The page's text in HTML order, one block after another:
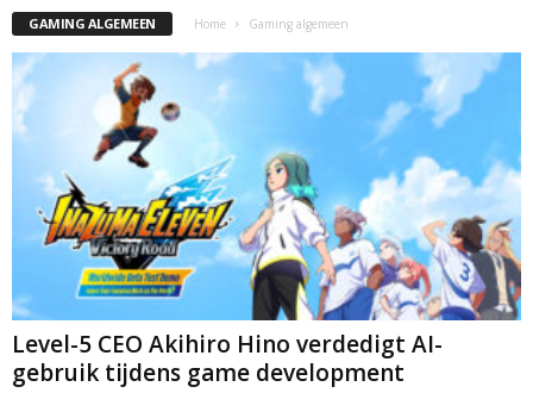
GAMING ALGEMEEN Home Gaming algemeen
Level-5 CEO Akihiro Hino verdedigt AI-
gebruik tijdens game development